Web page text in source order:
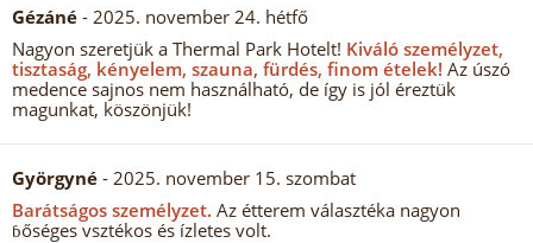
Gézáné - 2025. november 24. hétfő
Nagyon szeretjük a Thermal Park Hotelt! Kiváló személyzet,
tisztaság, kényelem, szauna, fürdés, finom ételek! Az úszó
medence sajnos nem használható, de így is jól éreztük
magunkat, köszönjük!
Györgyné - 2025. november 15. szombat
Barátságos személyzet. Az étterem választéka nagyon
ɓőséges vsztékos és ízletes volt.